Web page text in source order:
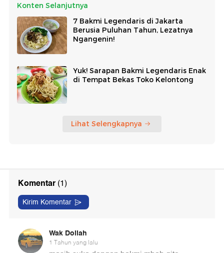
Konten Selanjutnya
7 Bakmi Legendaris di Jakarta
Berusia Puluhan Tahun, Lezatnya
Ngangenin!
Yuk! Sarapan Bakmi Legendaris Enak
di Tempat Bekas Toko Kelontong
Lihat Selengkapnya